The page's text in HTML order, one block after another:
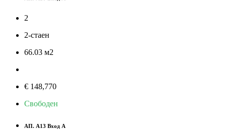
2
2-стаен
66.03 м2
€ 148,770
Свободен
АП. А13 Вход А